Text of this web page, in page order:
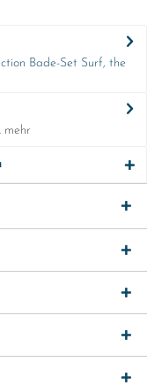
Bade-Set Surf, the
mehr